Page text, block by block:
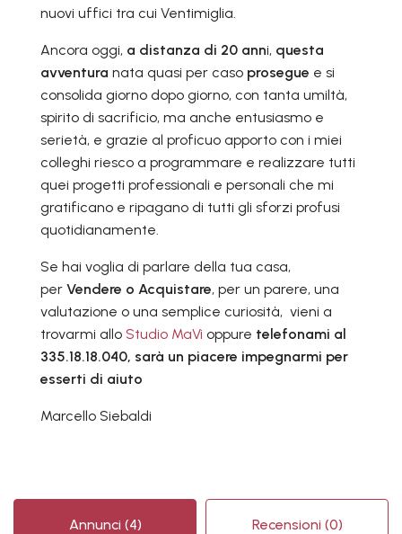
nuovi uffici tra cui Ventimiglia.
Ancora oggi, a distanza di 20 anni, questa
avventura nata quasi per caso prosegue e si
consolida giorno dopo giorno, con tanta umiltà,
spirito di sacrificio, ma anche entusiasmo e
serietà, e grazie al proficuo apporto con i miei
colleghi riesco a programmare e realizzare tutti
quei progetti professionali e personali che mi
gratificano e ripagano di tutti gli sforzi profusi
quotidianamente.
Se hai voglia di parlare della tua casa,
per Vendere o Acquistare, per un parere, una
valutazione o una semplice curiosità, vieni a
trovarmi allo Studio MaVi oppure telefonami al
335.18.18.040, sarà un piacere impegnarmi per
esserti di aiuto
Marcello Siebaldi
Annunci (4) Recensioni (0)